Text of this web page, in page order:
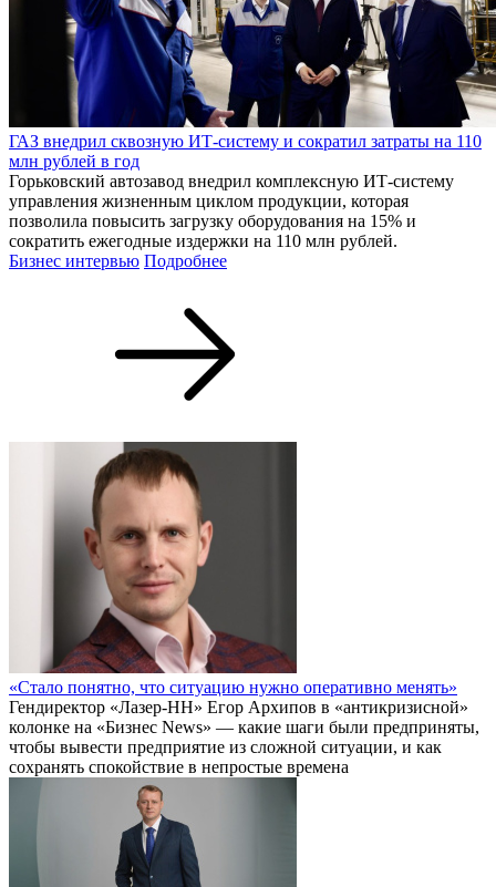
ГАЗ внедрил сквозную ИТ-систему и сократил затраты на 110
млн рублей в год
Горьковский автозавод внедрил комплексную ИТ-систему
управления жизненным циклом продукции, которая
позволила повысить загрузку оборудования на 15% и
сократить ежегодные издержки на 110 млн рублей.
Бизнес интервью Подробнее
«Стало понятно, что ситуацию нужно оперативно менять»
Гендиректор «Лазер-НН» Егор Архипов в «антикризисной»
колонке на «Бизнес News» — какие шаги были предприняты,
чтобы вывести предприятие из сложной ситуации, и как
сохранять спокойствие в непростые времена